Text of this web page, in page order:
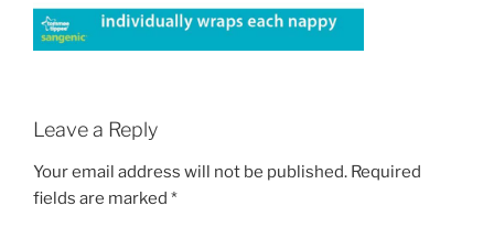
Leave a Reply
Your email address will not be published. Required
fields are marked *